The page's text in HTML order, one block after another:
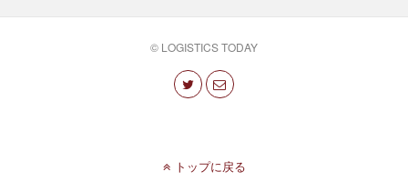
© LOGISTICS TODAY
トップに戻る